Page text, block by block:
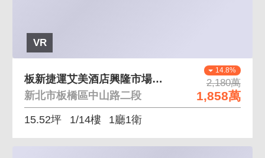
VR
14.8%
2,180萬
1,858萬
板新捷運艾美酒店興隆市場旁店面 近興隆市場人潮眾多
新北市板橋區中山路二段
15.52坪 1/14樓 1廳1衛